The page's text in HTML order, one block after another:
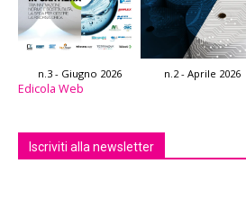
n.3 - Giugno 2026 n.2 - Aprile 2026
Edicola Web
Iscriviti alla newsletter